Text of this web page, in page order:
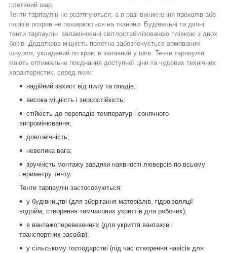
плетений шар.
Тенти тарпаулін не розтягуються, а в разі виникнення проколів або
порізів розрив не поширюється на тканини. Будівельні та дачні
тенти тарпаулін заламіновані світлостабілізованою плівкою з двох
боків. Додаткова міцність полотна забезпечується армованим
шнуром, укладений по краю в запаяний у шов. Тенти тарпаулін
мають оптимальне поєднання доступної ціни та чудових технічних
характеристик, серед яких:
надійний захист від пилу та опадів;
висока міцність і зносостійкість;
стійкість до перепадів температур і сонячного
випромінювання;
довговічність;
невелика вага;
зручність монтажу завдяки наявності люверсів по всьому
периметру тенту.
Тенти тарпаулін застосовуються:
у будівництві (для зберігання матеріалів, гідроізоляції
водойм, створення тимчасових укриттів для робочих);
в вантажоперевезеннях (для укриття вантажів і
транспортних засобів);
у сільському господарстві (під час створення навісів для